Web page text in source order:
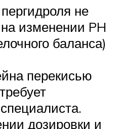
не
изменении PH
баланса)
перекисью
дозировки и